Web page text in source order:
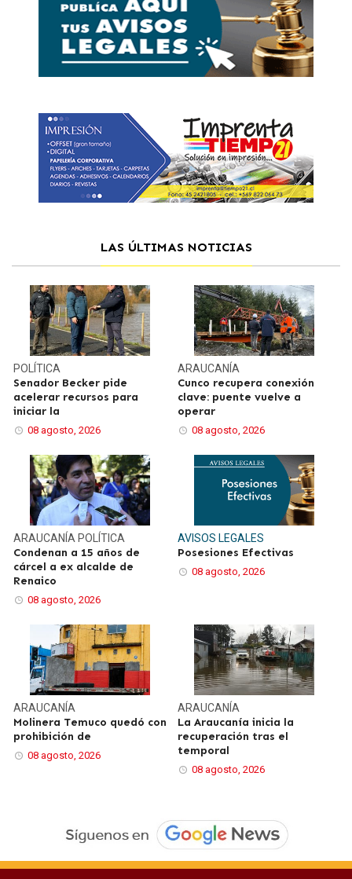
LAS ÚLTIMAS NOTICIAS
POLÍTICA
Senador Becker pide
acelerar recursos para
iniciar la
08 agosto, 2026
ARAUCANÍA
Cunco recupera conexión
clave: puente vuelve a
operar
08 agosto, 2026
ARAUCANÍAPOLÍTICA
Condenan a 15 años de
cárcel a ex alcalde de
Renaico
08 agosto, 2026
AVISOS LEGALES
Posesiones Efectivas
08 agosto, 2026
ARAUCANÍA
Molinera Temuco quedó con
prohibición de
08 agosto, 2026
ARAUCANÍA
La Araucanía inicia la
recuperación tras el
temporal
08 agosto, 2026